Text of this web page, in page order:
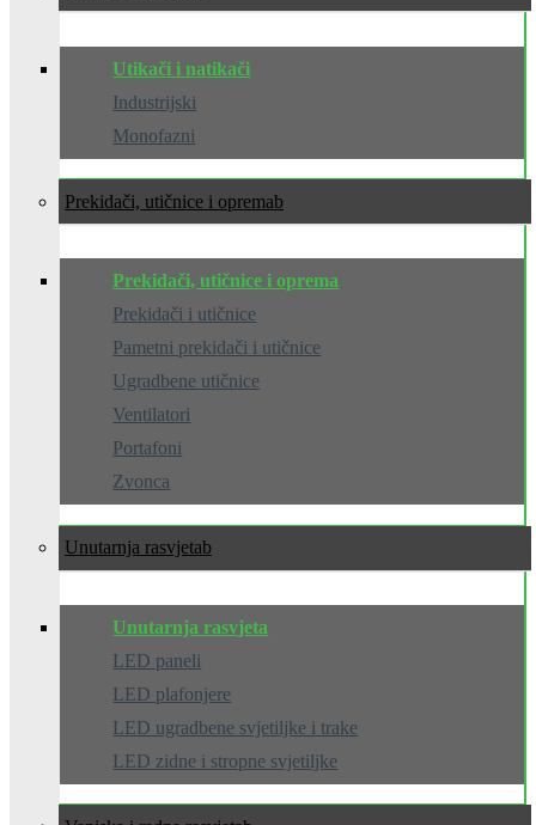
Utikači i natikači
Industrijski
Monofazni
Prekidači, utičnice i oprema
Prekidači, utičnice i oprema
Prekidači i utičnice
Pametni prekidači i utičnice
Ugradbene utičnice
Ventilatori
Portafoni
Zvonca
Unutarnja rasvjeta
Unutarnja rasvjeta
LED paneli
LED plafonjere
LED ugradbene svjetiljke i trake
LED zidne i stropne svjetiljke